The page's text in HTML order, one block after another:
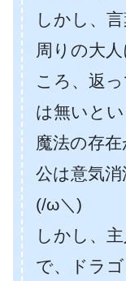
しかし、
周りの大
ころ、返
は無いとい
魔法の存
公は意気消
(/ω＼)
しかし、
で、ドラ